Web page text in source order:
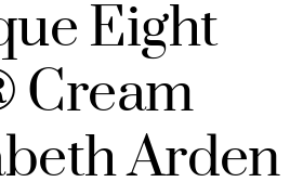
Eight
Cream
Arden